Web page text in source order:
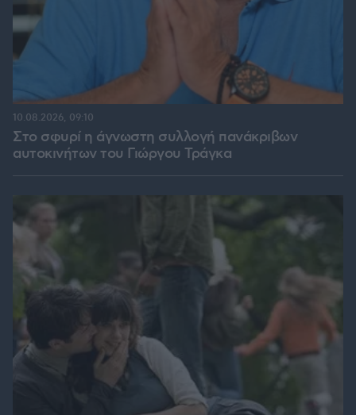
Στο σφυρί η άγνωστη συλλογή πανάκριβων
αυτοκινήτων του Γιώργου Τράγκα
10.08.2026, 09:10